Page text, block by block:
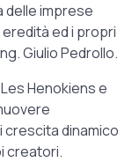
imprese
ed i propri
Giulio Pedrollo.
Henokiens e
crescita dinamico
creatori.